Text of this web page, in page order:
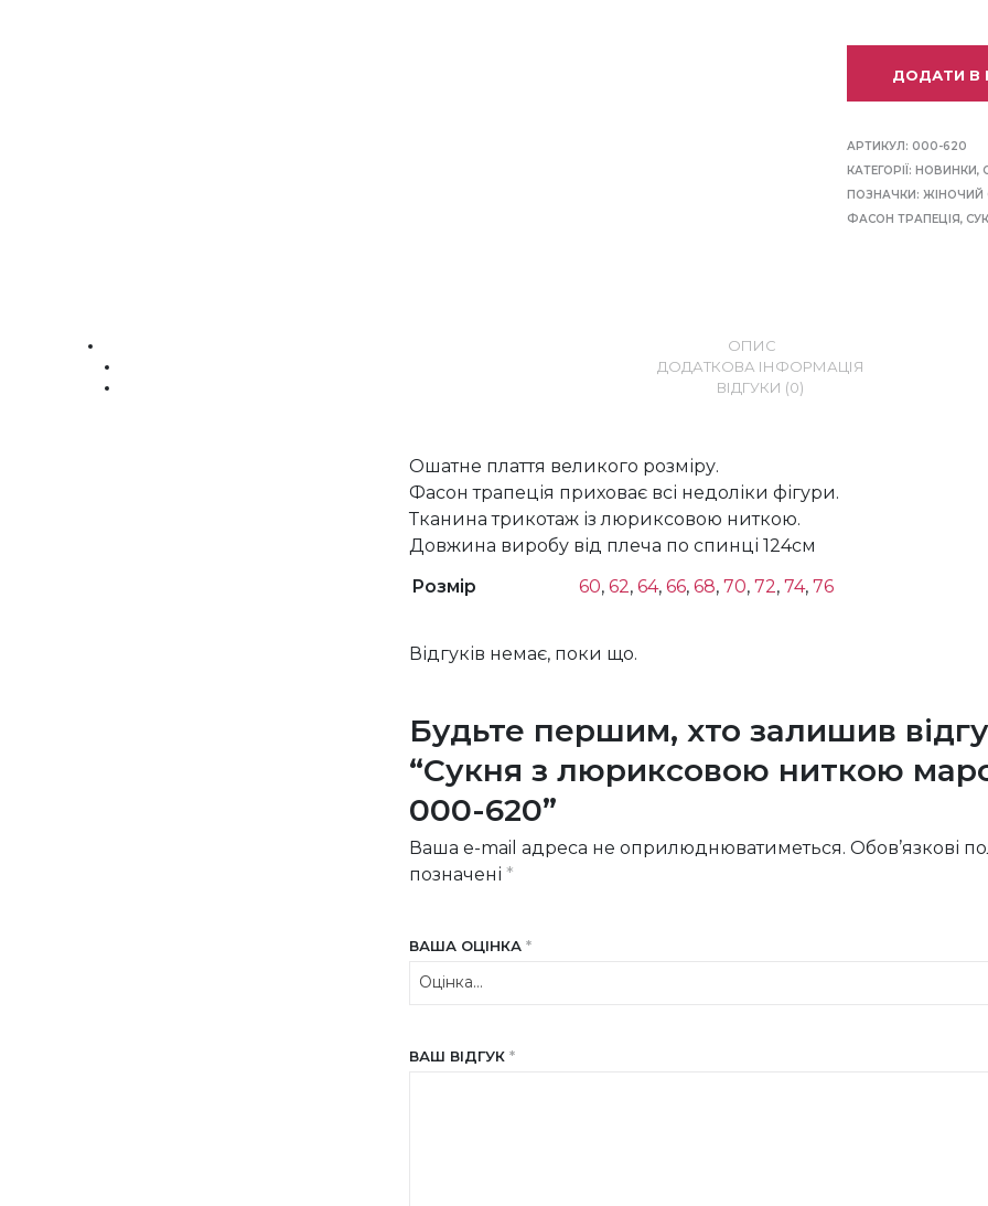
ДОДАТИ В
АРТИКУЛ: 000-620
КАТЕГОРІЇ:НОВИНКИ,
ПОЗНАЧКИ:ЖІНОЧИЙ
ФАСОН ТРАПЕЦІЯ,
ОПИС
ДОДАТКОВА ІНФОРМАЦІЯ
ВІДГУКИ (0)
Ошатне плаття великого розміру.
Фасон трапеція приховає всі недоліки фігури.
Тканина трикотаж із люриксовою ниткою.
Довжина виробу від плеча по спинці 124см
Розмір
60, 62, 64, 66, 68, 70, 72, 74, 76
Відгуків немає, поки що.
Будьте першим, хто залишив
“Сукня з люриксовою ниткою
000-620”
Ваша e-mail адреса не оприлюднюватиметься. Обов’язкові
позначені *
ВАША ОЦІНКА *
ВАШ ВІДГУК *